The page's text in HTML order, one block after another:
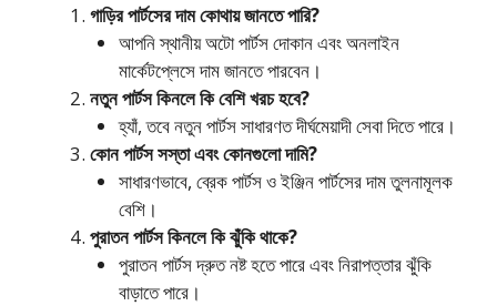
গাড়ির পার্টসের দাম কোথায় জানতে পারি?
আপনি স্থানীয় অটো পার্টস দোকান এবং অনলাইন
মার্কেটপ্লেসে দাম জানতে পারবেন।
নতুন পার্টস কিনলে কি বেশি খরচ হবে?
হ্যাঁ, তবে নতুন পার্টস সাধারণত দীর্ঘমেয়াদী সেবা দিতে পারে।
কোন পার্টস সস্তা এবং কোনগুলো দামি?
সাধারণভাবে, ব্রেক পার্টস ও ইঞ্জিন পার্টসের দাম তুলনামূলক
বেশি।
পুরাতন পার্টস কিনলে কি ঝুঁকি থাকে?
পুরাতন পার্টস দ্রুত নষ্ট হতে পারে এবং নিরাপত্তার ঝুঁকি
বাড়াতে পারে।